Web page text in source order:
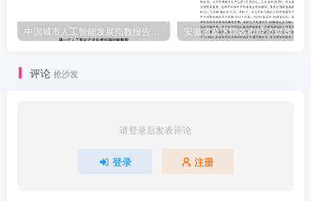
中国城市人工智能发展指数报告（2023-2024）
评论 抢沙发
请登录后发表评论
登录 注册